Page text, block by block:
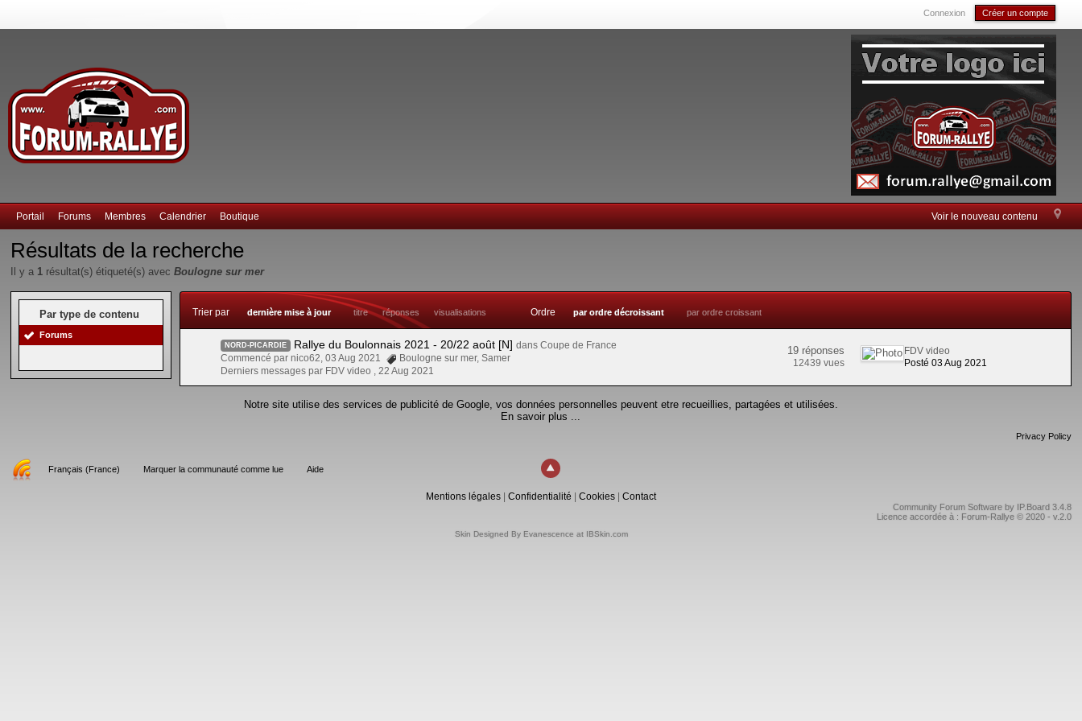
Connexion Créer un compte
Voir le nouveau contenu
Portail Forums Membres Calendrier Boutique
Résultats de la recherche
Il y a 1 résultat(s) étiqueté(s) avecBoulogne sur mer
Par type de contenu
Forums
Trier par dernière mise à jour titre réponses visualisations Ordre par ordre décroissant par ordre croissant
NORD-PICARDIE Rallye du Boulonnais 2021 - 20/22 août [N] dans Coupe de France
Commencé par nico62, 03 Aug 2021
Boulogne sur mer,Samer
Derniers messages par FDV video ,22 Aug 2021
19 réponses
12439 vues
FDV video
Posté 03 Aug 2021
Notre site utilise des services de publicité de Google, vos données personnelles peuvent etre recueillies, partagées et utilisées.
En savoir plus ...
Privacy Policy
Français (France) Marquer la communauté comme lue Aide
Mentions légales| Confidentialité Cookies| Contact
Community Forum Software by IP.Board 3.4.8
Licence accordée à : Forum-Rallye © 2020 - v.2.0
Skin Designed By Evanescence at IBSkin.com